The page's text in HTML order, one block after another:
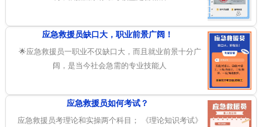
应急救援员缺口大，职业前景广阔！
🌟应急救援员一职业不仅缺口大，而且就业前景十分广
阔，是当今社会急需的专业技能人
应急救援员如何考试？
应急救援员考理论和实操两个科目； 《理论知识考试》